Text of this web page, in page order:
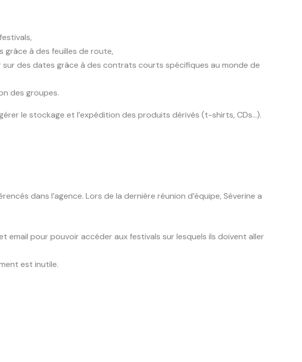
à des feuilles de route,
des dates grâce à des contrats courts spécifiques au monde de
des groupes.
le stockage et l’expédition des produits dérivés (t-shirts, CDs…).
dans l’agence. Lors de la dernière réunion d’équipe, Séverine a
pour pouvoir accéder aux festivals sur lesquels ils doivent aller
est inutile.